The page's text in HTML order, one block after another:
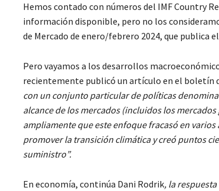
Hemos contado con números del IMF Country
información disponible, pero no los
de Mercado de enero/febrero 2024, que publica
Pero vayamos a los desarrollos
recientemente publicó un artículo en el boletín
con un conjunto particular de políticas
alcance de los mercados (incluidos los
ampliamente que este enfoque fracasó en
promover la transición climática y creó puntos
suministro”.
En economía, continúa Dani Rodrik, la